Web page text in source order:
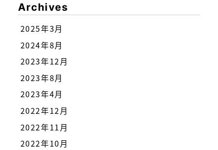
Archives
2025年3月
2024年8月
2023年12月
2023年8月
2023年4月
2022年12月
2022年11月
2022年10月